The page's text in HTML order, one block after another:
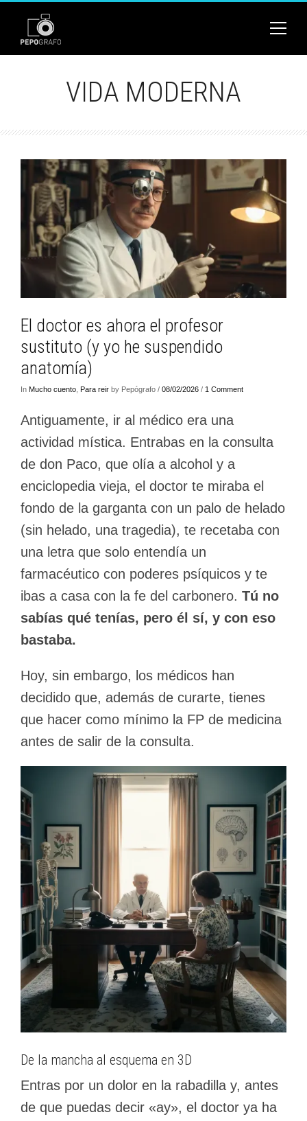
VIDA MODERNA
El doctor es ahora el profesor
sustituto (y yo he suspendido
anatomía)
In Mucho cuento Para reir by Pepógrafo / 08/02/2026 / 1 Comment
Antiguamente, ir al médico era una
actividad mística. Entrabas en la consulta
de don Paco, que olía a alcohol y a
enciclopedia vieja, el doctor te miraba el
fondo de la garganta con un palo de helado
(sin helado, una tragedia), te recetaba con
una letra que solo entendía un
farmacéutico con poderes psíquicos y te
ibas a casa con la fe del carbonero. Tú no
sabías qué tenías, pero él sí, y con eso
bastaba.
Hoy, sin embargo, los médicos han
decidido que, además de curarte, tienes
que hacer como mínimo la FP de medicina
antes de salir de la consulta.
De la mancha al esquema en 3D
Entras por un dolor en la rabadilla y, antes
de que puedas decir «ay», el doctor ya ha